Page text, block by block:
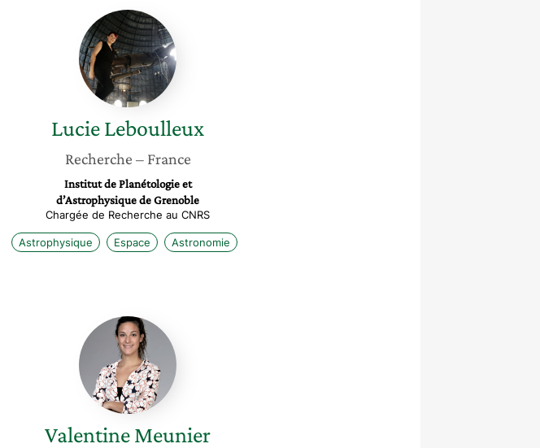
Lucie
Leboulleux
LucieLeboulleux
Recherche – France
Institut de Planétologie et
d’Astrophysique de Grenoble
Chargée de Recherche au CNRS
Astrophysique Espace Astronomie
Valentine
Meunier
ValentineMeunier